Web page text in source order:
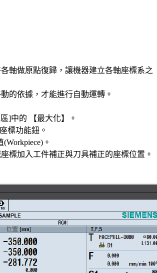
軸做原點復歸，讓機器建立各軸座標系之
的依據，才能進行自動運轉。
]中的 【最大化】。
標功能鈕。
。
標加入工件補正與刀具補正的座標位置。